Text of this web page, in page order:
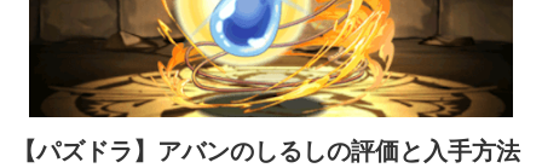
【パズドラ】 アバンのしるしの評価と入手方法